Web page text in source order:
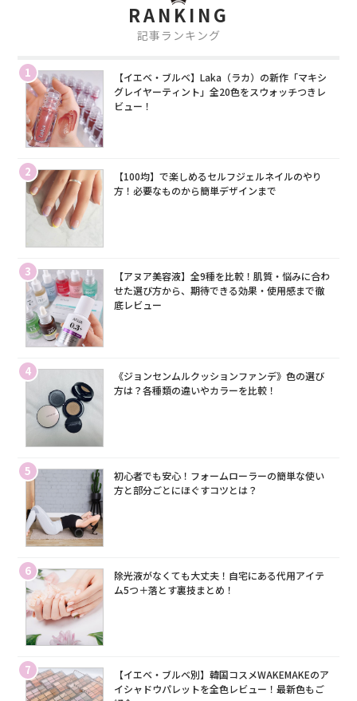
RANKING
記事ランキング
1
【イエベ・ブルベ】Laka（ラカ）の新作「マキシ
グレイヤーティント」全20色をスウォッチつきレ
ビュー！
2
【100均】で楽しめるセルフジェルネイルのやり
方！必要なものから簡単デザインまで
3
【アヌア美容液】全9種を比較！肌質・悩みに合わ
せた選び方から、期待できる効果・使用感まで徹
底レビュー
4
《ジョンセンムルクッションファンデ》色の選び
方は？各種類の違いやカラーを比較！
5
初心者でも安心！フォームローラーの簡単な使い
方と部分ごとにほぐすコツとは？
6
除光液がなくても大丈夫！自宅にある代用アイテ
ム5つ＋落とす裏技まとめ！
7
【イエベ・ブルベ別】韓国コスメWAKEMAKEのア
イシャドウパレットを全色レビュー！最新色もご